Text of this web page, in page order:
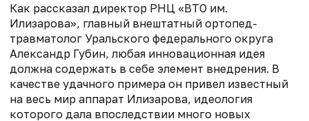
Как рассказал директор РНЦ «ВТО им.
Илизарова», главный внештатный ортопед-
травматолог Уральского федерального округа
Александр Губин, любая инновационная идея
должна содержать в себе элемент внедрения. В
качестве удачного примера он привел известный
на весь мир аппарат Илизарова, идеология
которого дала впоследствии много новых